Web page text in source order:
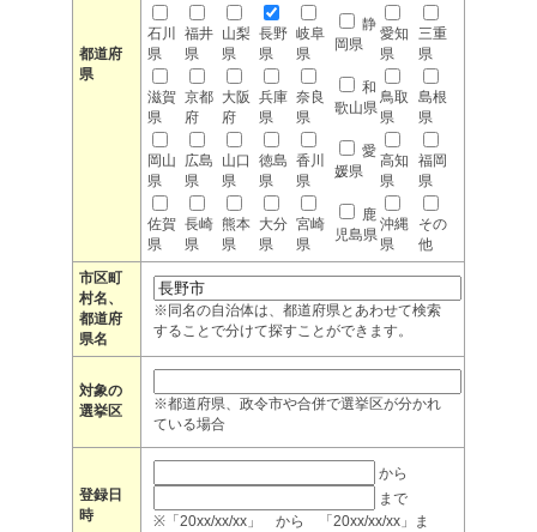
都道府
県
石川
県
福井
県
山梨
県
長野
県
岐阜
県
静
岡県
愛知
県
三重
県
滋賀
県
京都
府
大阪
府
兵庫
県
奈良
県
和
歌山県
鳥取
県
島根
県
岡山
県
広島
県
山口
県
徳島
県
香川
県
愛
媛県
高知
県
福岡
県
佐賀
県
長崎
県
熊本
県
大分
県
宮崎
県
鹿
児島県
沖縄
県
その
他
市区町
村名、
都道府
県名
※同名の自治体は、都道府県とあわせて検索
することで分けて探すことができます。
対象の
選挙区
※都道府県、政令市や合併で選挙区が分かれ
ている場合
登録日
時
から
まで
※「20xx/xx/xx」 から 「20xx/xx/xx」ま